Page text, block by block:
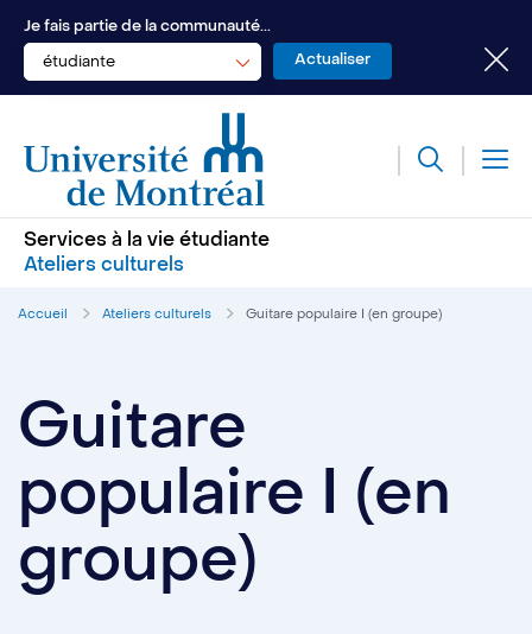
Je fais partie de la communauté...
étudiante
Services à la vie étudiante
Ateliers culturels
Accueil Ateliers culturels Guitare populaire I (en groupe)
Guitare
populaire I (en
groupe)